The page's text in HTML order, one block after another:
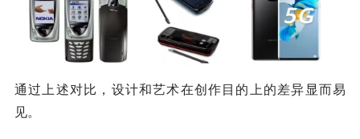
通过上述对比，设计和艺术在创作目的上的差异显而易
见。